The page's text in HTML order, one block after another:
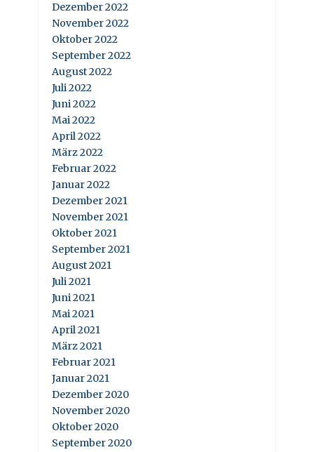
Dezember 2022
November 2022
Oktober 2022
September 2022
August 2022
Juli 2022
Juni 2022
Mai 2022
April 2022
März 2022
Februar 2022
Januar 2022
Dezember 2021
November 2021
Oktober 2021
September 2021
August 2021
Juli 2021
Juni 2021
Mai 2021
April 2021
März 2021
Februar 2021
Januar 2021
Dezember 2020
November 2020
Oktober 2020
September 2020